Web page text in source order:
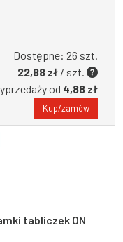
Dostępne: 26 szt.
22,88 zł / szt.
od 4,88 zł
Kup/zamów
tabliczek ON